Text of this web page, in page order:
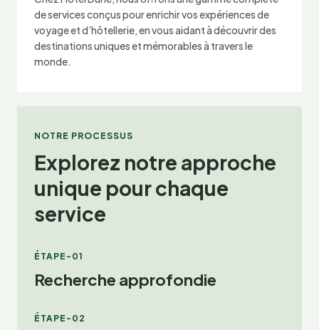
de services conçus pour enrichir vos expériences de
voyage et d’hôtellerie, en vous aidant à découvrir des
destinations uniques et mémorables à travers le
monde.
NOTRE PROCESSUS
Explorez notre approche
unique pour chaque
service
ÉTAPE-01
Recherche approfondie
ÉTAPE-02